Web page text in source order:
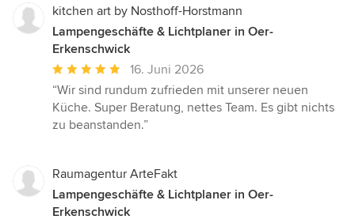
kitchen art by Nosthoff-Horstmann
Lampengeschäfte & Lichtplaner in Oer-
Erkenschwick
Durchschnittliche
Bewertung:
5
von
16. Juni 2026
“Wir sind rundum zufrieden mit unserer neuen
Küche. Super Beratung, nettes Team. Es gibt nichts
zu beanstanden.”
Raumagentur ArteFakt
Lampengeschäfte & Lichtplaner in Oer-
Erkenschwick